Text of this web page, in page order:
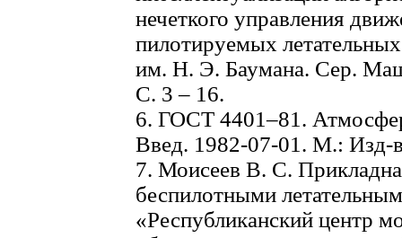
нечеткого управления
пилотируемых
им. Н. Э. Баумана. Сер.
С. 3 – 16.
6. ГОСТ 4401–81.
Введ. 1982-07-01. М.: Изд-
7. Моисеев В. С.
беспилотными
«Республиканский центр